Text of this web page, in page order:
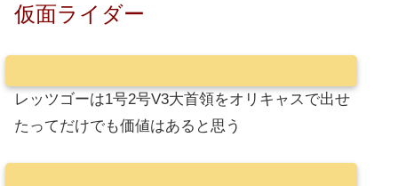
仮面ライダー
レッツゴーは1号2号V3大首領をオリキャスで出せ
たってだけでも価値はあると思う